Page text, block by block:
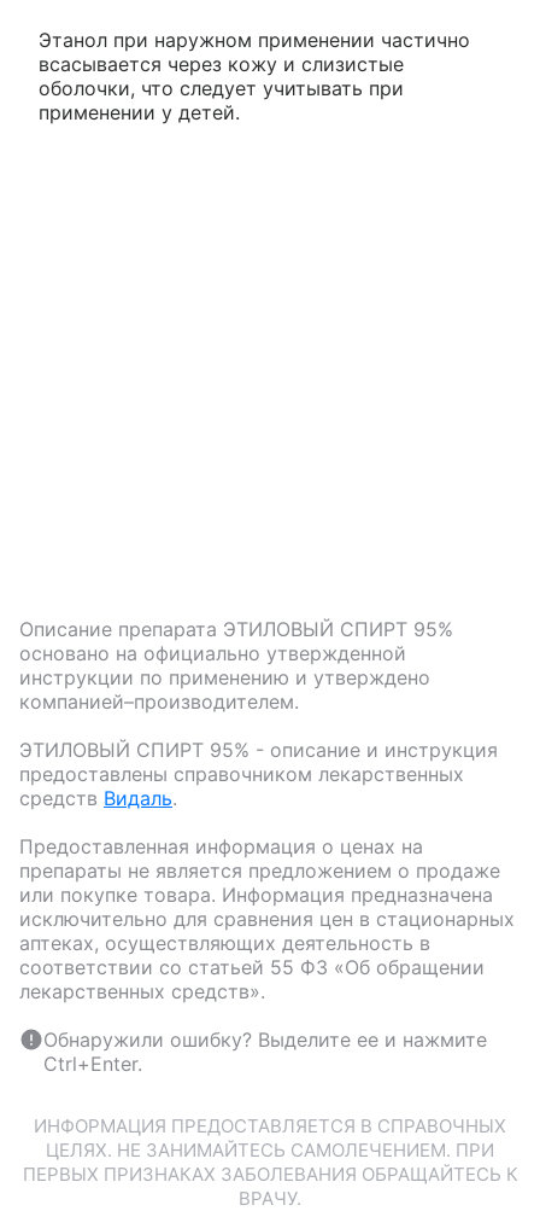
Этанол при наружном применении частично
всасывается через кожу и слизистые
оболочки, что следует учитывать при
применении у детей.
Описание препарата ЭТИЛОВЫЙ СПИРТ 95%
основано на официально утвержденной
инструкции по применению и утверждено
компанией–производителем.
ЭТИЛОВЫЙ СПИРТ 95% - описание и инструкция
предоставлены справочником лекарственных
средств Видаль.
Предоставленная информация о ценах на
препараты не является предложением о продаже
или покупке товара. Информация предназначена
исключительно для сравнения цен в стационарных
аптеках, осуществляющих деятельность в
соответствии со статьей 55 ФЗ «Об обращении
лекарственных средств».
Обнаружили ошибку? Выделите ее и нажмите
Ctrl+Enter.
ИНФОРМАЦИЯ ПРЕДОСТАВЛЯЕТСЯ В СПРАВОЧНЫХ
ЦЕЛЯХ. НЕ ЗАНИМАЙТЕСЬ САМОЛЕЧЕНИЕМ. ПРИ
ПЕРВЫХ ПРИЗНАКАХ ЗАБОЛЕВАНИЯ ОБРАЩАЙТЕСЬ К
ВРАЧУ.